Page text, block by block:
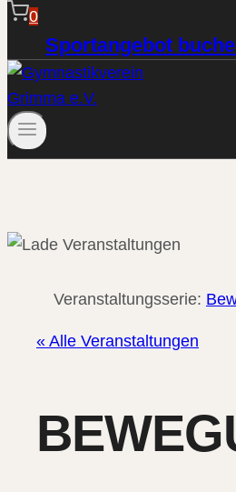
0
Sportangebot
Veranstaltungsserie:
« Alle Veranstaltungen